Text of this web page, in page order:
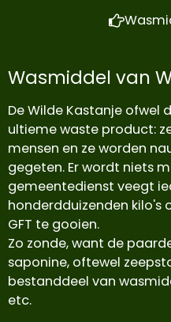
Wasmiddel van
De Wilde Kastanje ofwel
ultieme waste product:
mensen en ze worden
gegeten. Er wordt niets
gemeentedienst veegt
honderdduizenden kilo's
GFT te gooien.
Zo zonde, want de
saponine, oftewel
bestanddeel van
etc.